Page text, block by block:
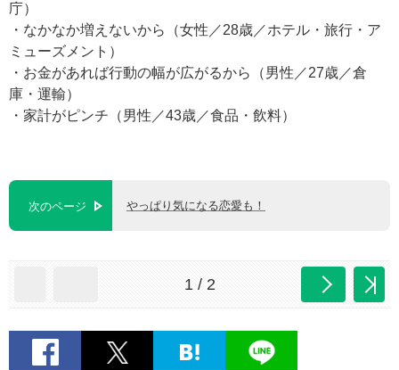
庁）
・なかなか増えないから（女性／28歳／ホテル・旅行・ア
ミューズメント）
・お金があれば行動の幅が広がるから（男性／27歳／倉
庫・運輸）
・家計がピンチ（男性／43歳／食品・飲料）
次のページ やっぱり気になる恋愛も！
1 / 2